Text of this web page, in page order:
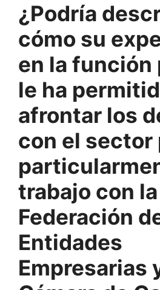
¿Podría
cómo su
en la función
le ha
afrontar los
con el sector
trabajo con la
Federación
Entidades
Empresarias